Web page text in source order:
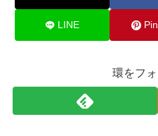
LINE
環をフ